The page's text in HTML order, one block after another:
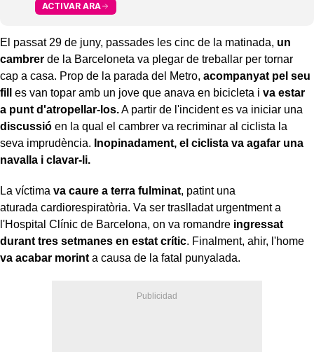
ACTIVAR ARA
El passat 29 de juny, passades les cinc de la matinada, un
cambrer de la Barceloneta va plegar de treballar per tornar
cap a casa. Prop de la parada del Metro, acompanyat pel seu
fill es van topar amb un jove que anava en bicicleta i va estar
a punt d'atropellar-los.A partir de l'incident es va iniciar una
discussió en la qual el cambrer va recriminar al ciclista la
seva imprudència. Inopinadament, el ciclista va agafar una
navalla i clavar-li.
La víctima va caure a terra fulminat, patint una
aturada cardiorespiratòria. Va ser traslladat urgentment a
l'Hospital Clínic de Barcelona, on va romandre ingressat
durant tres setmanes en estat crític. Finalment, ahir, l'home
va acabar morint a causa de la fatal punyalada.